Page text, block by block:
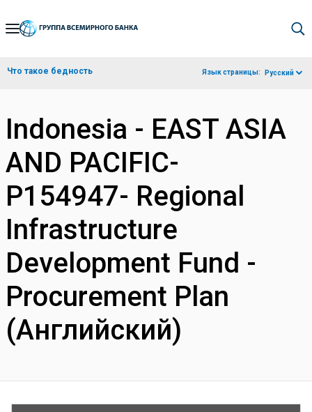
Skip
Navigation
Что такое бедность Язык страницы: Русский
Indonesia - EAST ASIA
AND PACIFIC-
P154947- Regional
Infrastructure
Development Fund -
Procurement Plan
(Английский)